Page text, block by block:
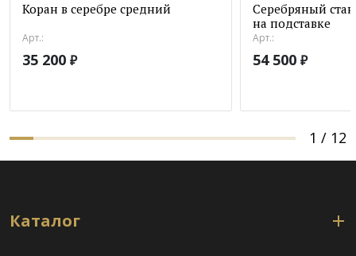
Коран в серебре средний
Арт.:
35 200 ₽
Серебряный
на подставке
Арт.:
54 500 ₽
1 / 12
Каталог